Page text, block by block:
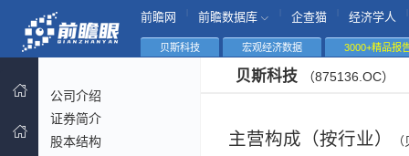
前瞻网 前瞻数据库 企查猫 经济学人
贝斯科技 宏观经济数据 3000+精品报
公司介绍
证券简介
股本结构
贝斯科技 （875136.OC）
主营构成（按行业）